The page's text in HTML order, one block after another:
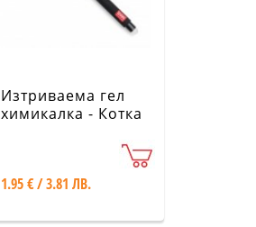
Изтриваема гел
химикалка - Котка
1.95 € / 3.81 ЛВ.